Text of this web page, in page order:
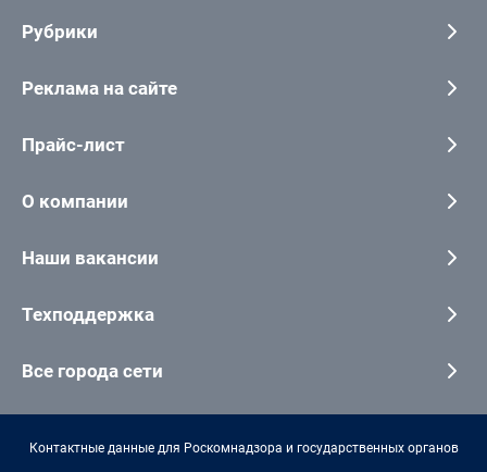
Рубрики
Реклама на сайте
Прайс-лист
О компании
Наши вакансии
Техподдержка
Все города сети
Контактные данные для Роскомнадзора и государственных органов